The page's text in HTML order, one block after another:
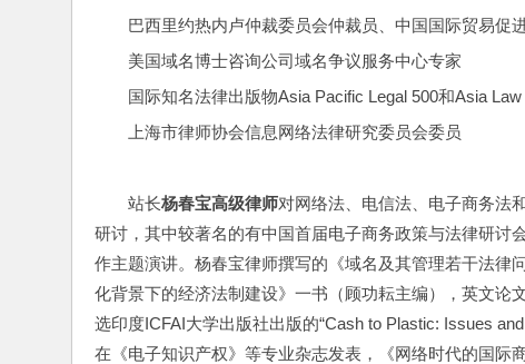
巴西里约热内卢仲裁委员会仲裁员、中国国际贸易促
美国域名博士咨询公司域名争议服务中心专家
国际知名法律出版物Asia Pacific Legal 500和Asia
上海市律师协会信息网络法律研究委员会委员
站长杨春宝高级律师对网络法、电信法、电子商务法
研讨，其中较著名的有中国首届电子商务政策与法律研讨
作主题演讲。杨春宝律师撰写的《域名及其管理若干法律
化背景下的经济法制建设》一书（顾功耘主编），英文论
选印度ICFAI大学出版社出版的“Cash to Plastic: Issues
在《电子知识产权》等专业杂志发表，《网络时代的国际